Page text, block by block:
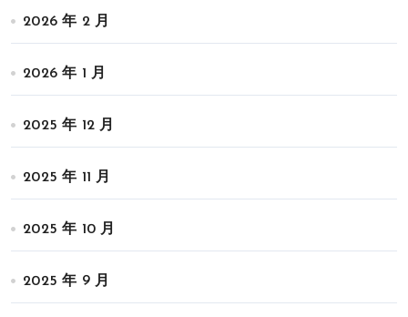
2026 年 2 月
2026 年 1 月
2025 年 12 月
2025 年 11 月
2025 年 10 月
2025 年 9 月